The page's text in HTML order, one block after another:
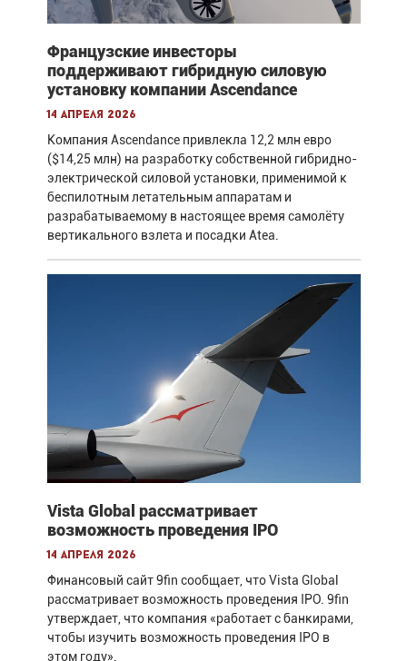
Французские инвесторы
поддерживают гибридную силовую
установку компании Ascendance
14 апреля 2026
Компания Ascendance привлекла 12,2 млн евро
($14,25 млн) на разработку собственной гибридно-
электрической силовой установки, применимой к
беспилотным летательным аппаратам и
разрабатываемому в настоящее время самолёту
вертикального взлета и посадки Atea.
Vista Global рассматривает
возможность проведения IPO
14 апреля 2026
Финансовый сайт 9fin сообщает, что Vista Global
рассматривает возможность проведения IPO. 9fin
утверждает, что компания «работает с банкирами,
чтобы изучить возможность проведения IPO в
этом году».